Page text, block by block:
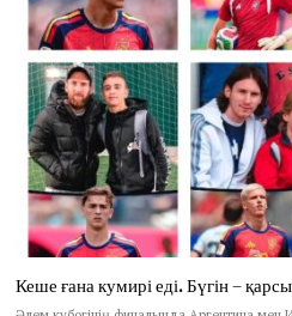
Кеше ғана кумирі еді. Бүгін –